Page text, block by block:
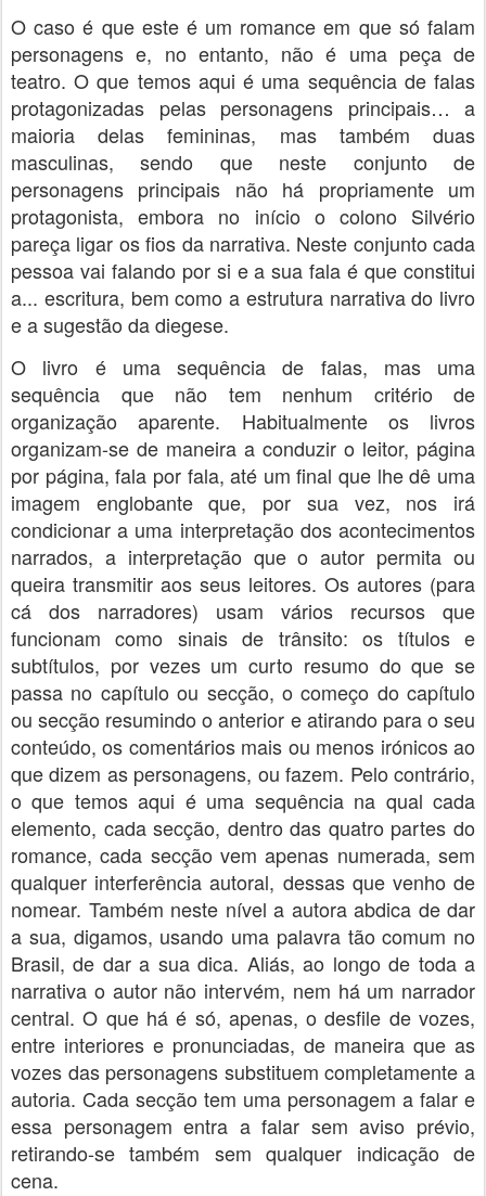
O caso é que este é um romance em que só falam
personagens e, no entanto, não é uma peça de
teatro. O que temos aqui é uma sequência de falas
protagonizadas pelas personagens principais… a
maioria delas femininas, mas também duas
masculinas, sendo que neste conjunto de
personagens principais não há propriamente um
protagonista, embora no início o colono Silvério
pareça ligar os fios da narrativa. Neste conjunto cada
pessoa vai falando por si e a sua fala é que constitui
a... escritura, bem como a estrutura narrativa do livro
e a sugestão da diegese.
O livro é uma sequência de falas, mas uma
sequência que não tem nenhum critério de
organização aparente. Habitualmente os livros
organizam-se de maneira a conduzir o leitor, página
por página, fala por fala, até um final que lhe dê uma
imagem englobante que, por sua vez, nos irá
condicionar a uma interpretação dos acontecimentos
narrados, a interpretação que o autor permita ou
queira transmitir aos seus leitores. Os autores (para
cá dos narradores) usam vários recursos que
funcionam como sinais de trânsito: os títulos e
subtítulos, por vezes um curto resumo do que se
passa no capítulo ou secção, o começo do capítulo
ou secção resumindo o anterior e atirando para o seu
conteúdo, os comentários mais ou menos irónicos ao
que dizem as personagens, ou fazem. Pelo contrário,
o que temos aqui é uma sequência na qual cada
elemento, cada secção, dentro das quatro partes do
romance, cada secção vem apenas numerada, sem
qualquer interferência autoral, dessas que venho de
nomear. Também neste nível a autora abdica de dar
a sua, digamos, usando uma palavra tão comum no
Brasil, de dar a sua dica. Aliás, ao longo de toda a
narrativa o autor não intervém, nem há um narrador
central. O que há é só, apenas, o desfile de vozes,
entre interiores e pronunciadas, de maneira que as
vozes das personagens substituem completamente a
autoria. Cada secção tem uma personagem a falar e
essa personagem entra a falar sem aviso prévio,
retirando-se também sem qualquer indicação de
cena.